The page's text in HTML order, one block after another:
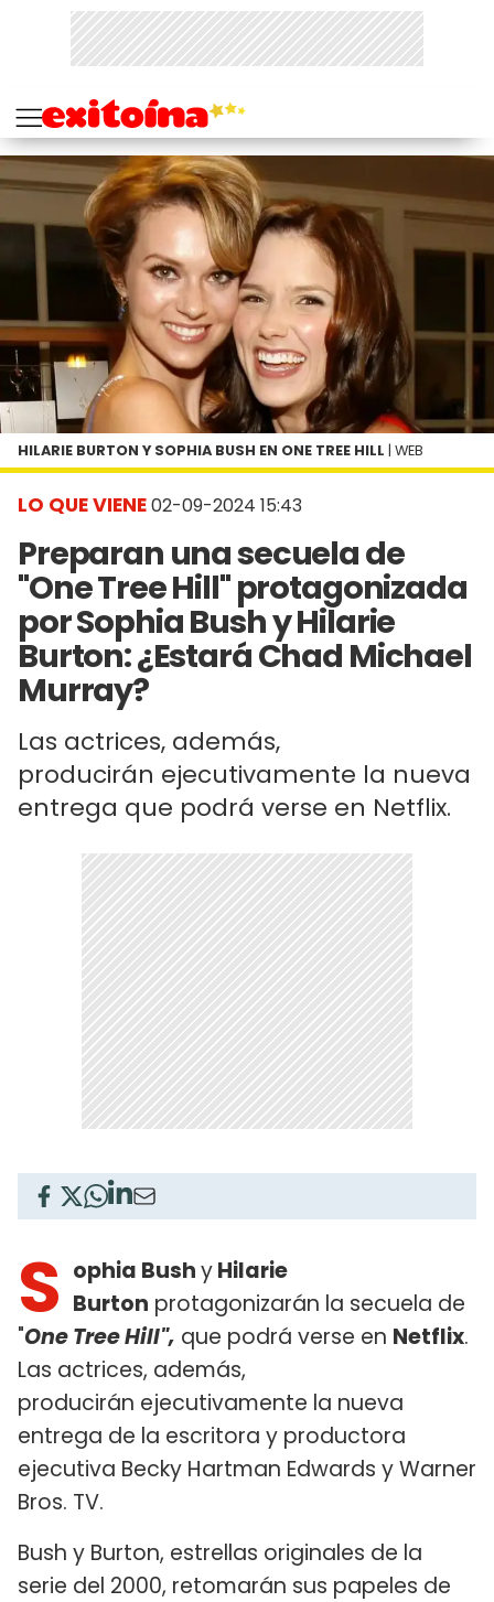
LO QUE VIENE02-09-2024 15:43
Preparan una secuela de
"One Tree Hill" protagonizada
por Sophia Bush y Hilarie
Burton: ¿Estará Chad Michael
Murray?
Las actrices, además,
producirán ejecutivamente la nueva
entrega que podrá verse en Netflix.
HILARIE BURTON Y SOPHIA BUSH EN ONE TREE HILL | WEB
S ophia BushyHilarie
Burton protagonizarán la secuela de
"One Tree Hill", que podrá verse en Netflix.
Las actrices, además,
producirán ejecutivamente la nueva
entrega de la escritora y productora
ejecutiva Becky Hartman Edwards y Warner
Bros. TV.
Bush y Burton, estrellas originales de la
serie del 2000, retomarán sus papeles de